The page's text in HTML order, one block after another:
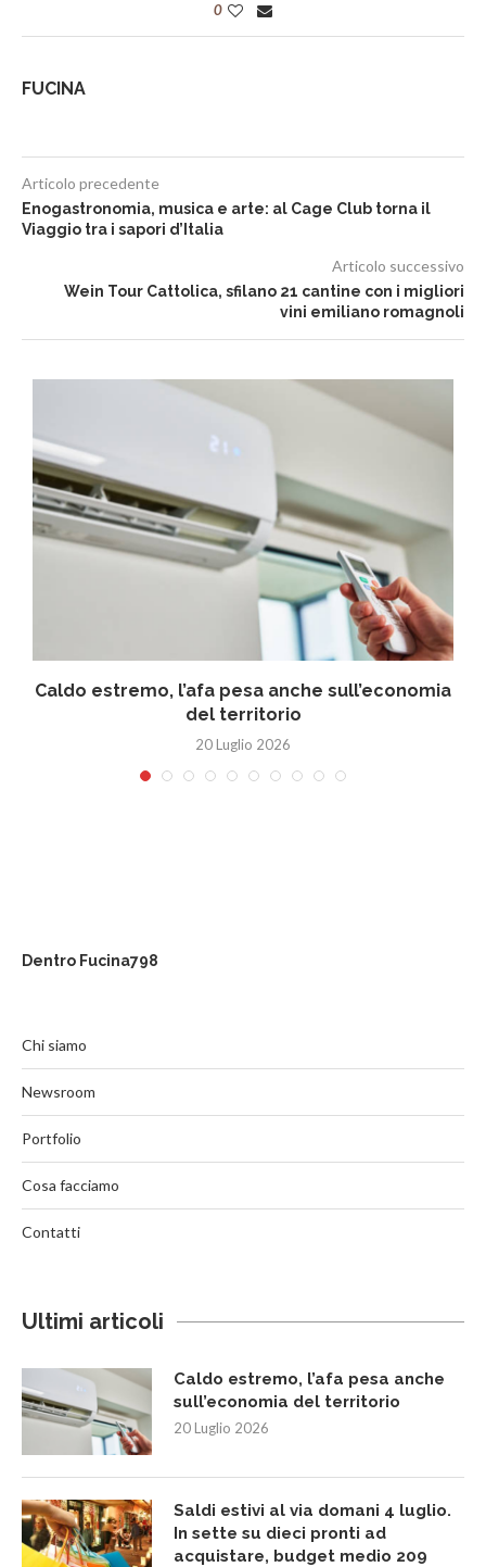
0
FUCINA
Articolo precedente
Enogastronomia, musica e arte: al Cage Club torna il
Viaggio tra i sapori d’Italia
Articolo successivo
Wein Tour Cattolica, sfilano 21 cantine con i migliori
vini emiliano romagnoli
Caldo estremo, l’afa pesa anche sull’economia
del territorio
20 Luglio 2026
Dentro Fucina798
Chi siamo
Newsroom
Portfolio
Cosa facciamo
Contatti
Ultimi articoli
Caldo estremo, l’afa pesa anche
sull’economia del territorio
20 Luglio 2026
Saldi estivi al via domani 4 luglio.
In sette su dieci pronti ad
acquistare, budget medio 209